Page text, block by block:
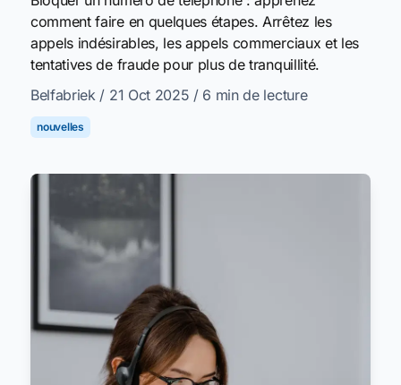
comment faire en quelques étapes. Arrêtez les
appels indésirables, les appels commerciaux et les
tentatives de fraude pour plus de tranquillité.
Belfabriek / 21 Oct 2025 / 6 min de lecture
nouvelles